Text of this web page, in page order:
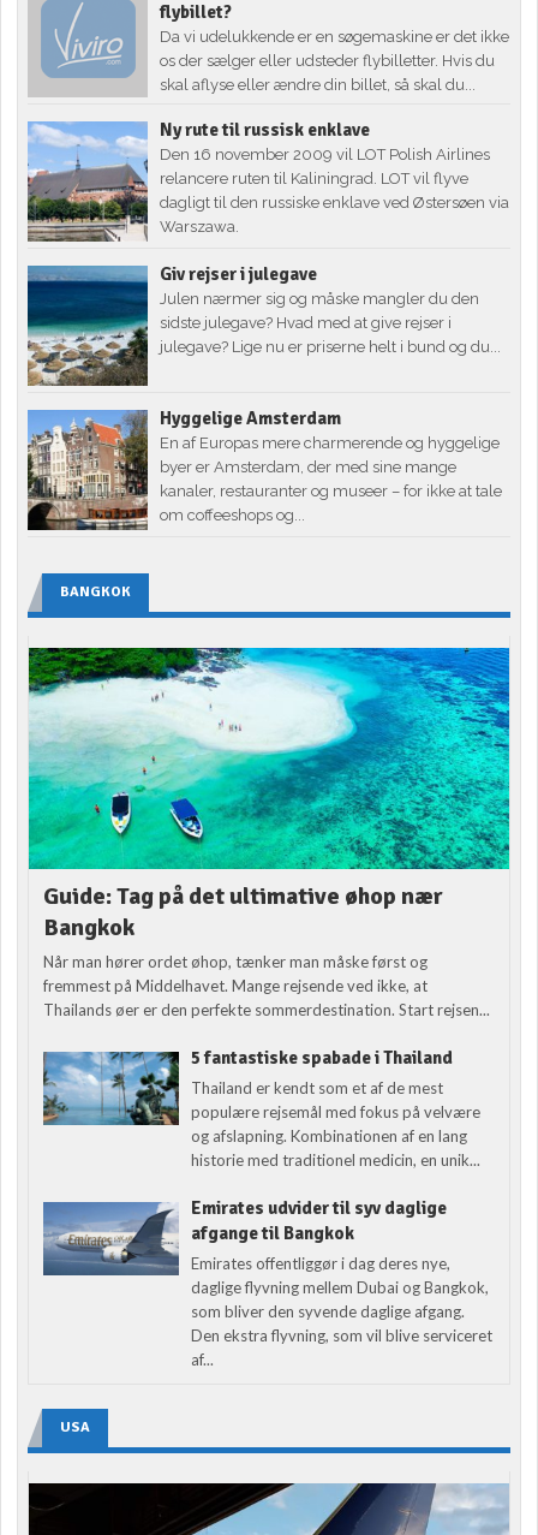
flybillet?
Da vi udelukkende er en søgemaskine er det ikke
os der sælger eller udsteder flybilletter. Hvis du
skal aflyse eller ændre din billet, så skal du...
Ny rute til russisk enklave
Den 16 november 2009 vil LOT Polish Airlines
relancere ruten til Kaliningrad. LOT vil flyve
dagligt til den russiske enklave ved Østersøen via
Warszawa.
Giv rejser i julegave
Julen nærmer sig og måske mangler du den
sidste julegave? Hvad med at give rejser i
julegave? Lige nu er priserne helt i bund og du...
Hyggelige Amsterdam
En af Europas mere charmerende og hyggelige
byer er Amsterdam, der med sine mange
kanaler, restauranter og museer – for ikke at tale
om coffeeshops og...
BANGKOK
Guide: Tag på det ultimative øhop nær
Bangkok
Når man hører ordet øhop, tænker man måske først og
fremmest på Middelhavet. Mange rejsende ved ikke, at
Thailands øer er den perfekte sommerdestination. Start rejsen...
5 fantastiske spabade i Thailand
Thailand er kendt som et af de mest
populære rejsemål med fokus på velvære
og afslapning. Kombinationen af en lang
historie med traditionel medicin, en unik...
Emirates udvider til syv daglige
afgange til Bangkok
Emirates offentliggør i dag deres nye,
daglige flyvning mellem Dubai og Bangkok,
som bliver den syvende daglige afgang.
Den ekstra flyvning, som vil blive serviceret
af...
USA